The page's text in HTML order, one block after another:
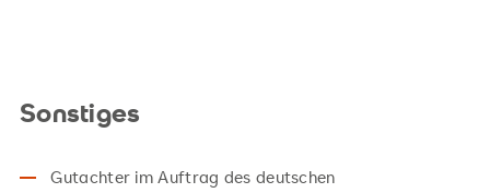
Sonstiges
Gutachter im Auftrag des deutschen